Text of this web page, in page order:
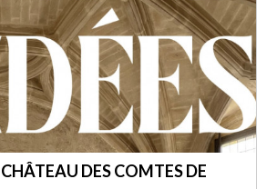
DES COMTES DE